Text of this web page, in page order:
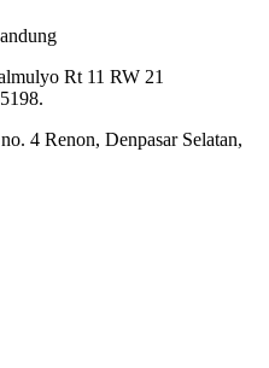
Rt 11 RW 21
4 Renon, Denpasar Selatan,